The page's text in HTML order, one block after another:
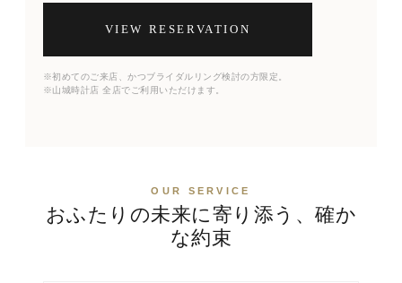
VIEW RESERVATION
※初めてのご来店、かつブライダルリング検討の方限定。
※山城時計店 全店でご利用いただけます。
OUR SERVICE
おふたりの未来に寄り添う、確か
な約束